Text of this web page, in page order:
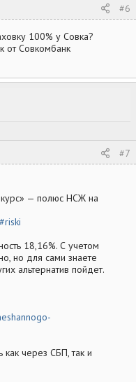
#6
100% у Совка?
от Совкомбанк
#7
курс» — полюс НСЖ на
18,16%. С учетом
но для сами знаете
альтернатив пойдет.
как через СБП, так и